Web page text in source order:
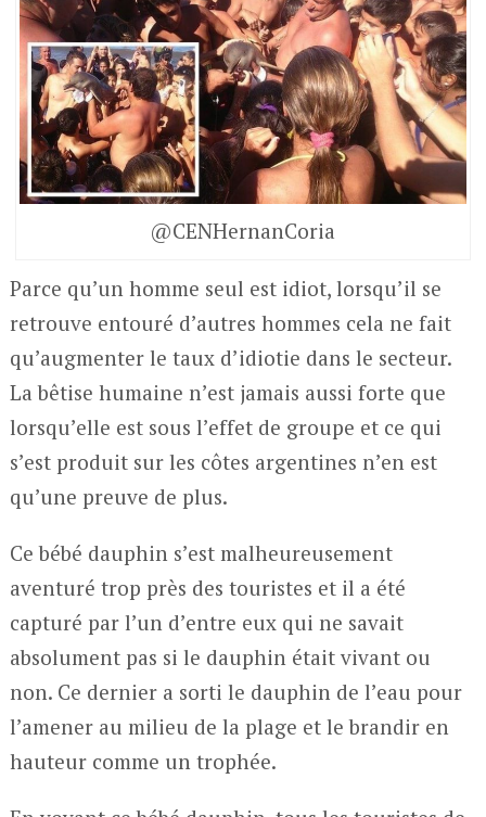
@CENHernanCoria
Parce qu’un homme seul est idiot, lorsqu’il se
retrouve entouré d’autres hommes cela ne fait
qu’augmenter le taux d’idiotie dans le secteur.
La bêtise humaine n’est jamais aussi forte que
lorsqu’elle est sous l’effet de groupe et ce qui
s’est produit sur les côtes argentines n’en est
qu’une preuve de plus.
Ce bébé dauphin s’est malheureusement
aventuré trop près des touristes et il a été
capturé par l’un d’entre eux qui ne savait
absolument pas si le dauphin était vivant ou
non. Ce dernier a sorti le dauphin de l’eau pour
l’amener au milieu de la plage et le brandir en
hauteur comme un trophée.